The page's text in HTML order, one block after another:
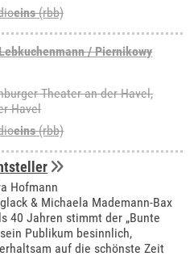
eins(rbb)
/ Piernikowy
Theater an der Havel,
Havel
eins(rbb)
Hofmann
& Michaela Mademann-Bax
40 Jahren stimmt der „Bunte
Publikum besinnlich,
auf die schönste Zeit